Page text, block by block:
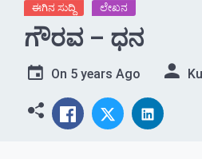
ಈಗಿನ ಸುದ್ದಿ ಲೇಖನ
ಗೌರವ – ಧನ
On 5 years Ago